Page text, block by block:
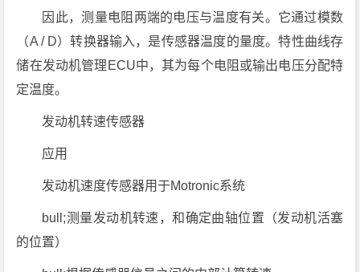
因此，测量电阻两端的电压与温度有关。它通过模数
（A / D）转换器输入，是传感器温度的量度。特性曲线存
储在发动机管理ECU中，其为每个电阻或输出电压分配特
定温度。
发动机转速传感器
应用
发动机速度传感器用于Motronic系统
bull;测量发动机转速，和确定曲轴位置（发动机活塞
的位置）